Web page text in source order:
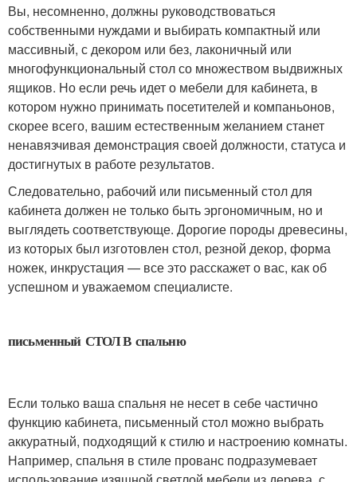
Вы, несомненно, должны руководствоваться
собственными нуждами и выбирать компактный или
массивный, с декором или без, лаконичный или
многофункциональный стол со множеством выдвижных
ящиков. Но если речь идет о мебели для кабинета, в
котором нужно принимать посетителей и компаньонов,
скорее всего, вашим естественным желанием станет
ненавязчивая демонстрация своей должности, статуса и
достигнутых в работе результатов.
Следовательно, рабочий или письменный стол для
кабинета должен не только быть эргономичным, но и
выглядеть соответствующе. Дорогие породы древесины,
из которых был изготовлен стол, резной декор, форма
ножек, инкрустация — все это расскажет о вас, как об
успешном и уважаемом специалисте.
письменный СТОЛ В спальню
Если только ваша спальня не несет в себе частично
функцию кабинета, письменный стол можно выбрать
аккуратный, подходящий к стилю и настроению комнаты.
Например, спальня в стиле прованс подразумевает